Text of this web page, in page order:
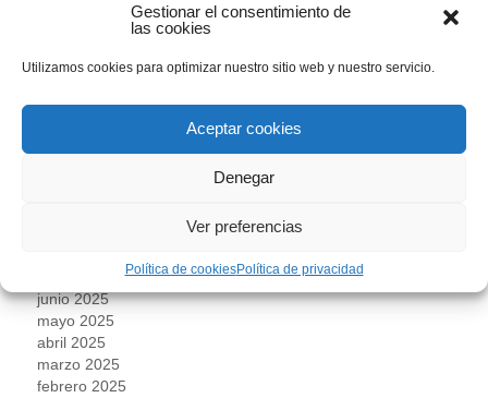
Gestionar el consentimiento de
las cookies
Utilizamos cookies para optimizar nuestro sitio web y nuestro servicio.
Aceptar cookies
Denegar
Ver preferencias
Política de cookiesPolítica de privacidad
junio 2026
abril 2026
junio 2025
mayo 2025
abril 2025
marzo 2025
febrero 2025